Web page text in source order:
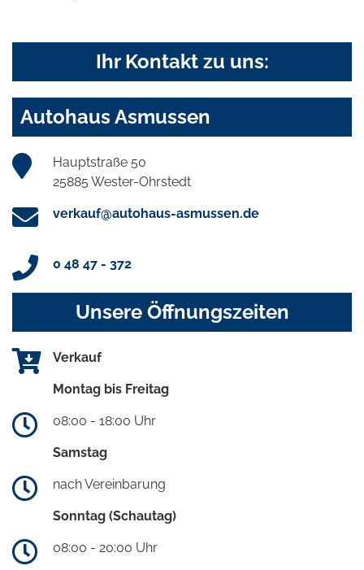
Ihr Kontakt zu uns:
Autohaus Asmussen
Hauptstraße 50
25885 Wester-Ohrstedt
verkauf@autohaus-asmussen.de
0 48 47 - 372
Unsere Öffnungszeiten
Verkauf
Montag bis Freitag
08:00 - 18:00 Uhr
Samstag
nach Vereinbarung
Sonntag (Schautag)
08:00 - 20:00 Uhr